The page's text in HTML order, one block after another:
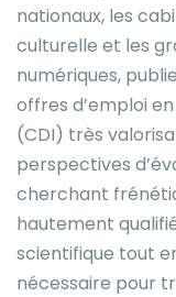
nationaux, les
culturelle et les
numériques,
offres d’emploi
(CDI) très
perspectives
cherchant
hautement
scientifique tout
nécessaire pour